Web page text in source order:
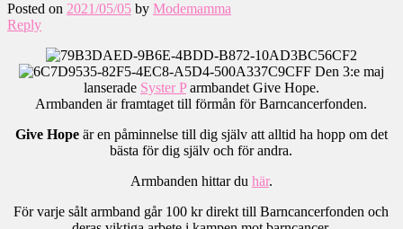
Posted on 2021/05/05 by Modemamma
Reply
Den 3:e maj
lanserade Syster Parmbandet Give Hope.
Armbanden är framtaget till förmån för Barncancerfonden.
Give Hope är en påminnelse till dig själv att alltid ha hopp om det
bästa för dig själv och för andra.
Armbanden hittar du här.
För varje sålt armband går 100 kr direkt till Barncancerfonden och